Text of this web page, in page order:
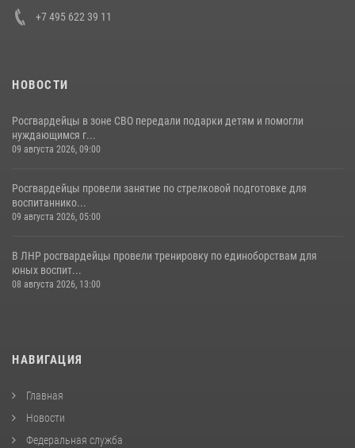
+7 495 622 39 11
НОВОСТИ
Росгвардейцы в зоне СВО передали подарки детям и помогли
нуждающимся г...
09 августа 2026, 09:00
Росгвардейцы провели занятие по стрелковой подготовке для
воспитаннико...
09 августа 2026, 05:00
В ЛНР росгвардейцы провели тренировку по единоборствам для
юных воспит...
08 августа 2026, 13:00
НАВИГАЦИЯ
Главная
Новости
Федеральная служба